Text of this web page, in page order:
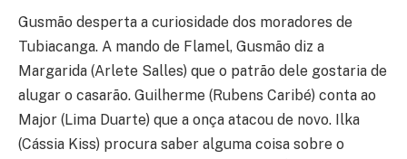
Gusmão desperta a curiosidade dos moradores de
Tubiacanga. A mando de Flamel, Gusmão diz a
Margarida (Arlete Salles) que o patrão dele gostaria de
alugar o casarão. Guilherme (Rubens Caribé) conta ao
Major (Lima Duarte) que a onça atacou de novo. Ilka
(Cássia Kiss) procura saber alguma coisa sobre o